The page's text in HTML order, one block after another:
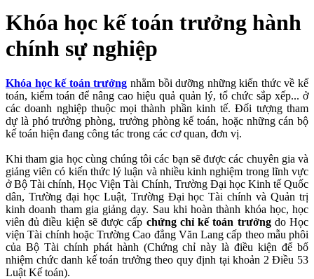
Khóa học kế toán trưởng hành
chính sự nghiệp
Khóa học kế toán trưởng nhằm bồi dưỡng những kiến thức về kế
toán, kiểm toán để nâng cao hiệu quả quản lý, tổ chức sắp xếp... ở
các doanh nghiệp thuộc mọi thành phần kinh tế. Đối tượng tham
dự là phó trưởng phòng, trưởng phòng kế toán, hoặc những cán bộ
kế toán hiện đang công tác trong các cơ quan, đơn vị.
Khi tham gia học cùng chúng tôi các bạn sẽ được các chuyên gia và
giảng viên có kiến thức lý luận và nhiều kinh nghiệm trong lĩnh vực
ở Bộ Tài chính, Học Viện Tài Chính, Trường Đại học Kinh tế Quốc
dân, Trường đại học Luật, Trường Đại học Tài chính và Quản trị
kinh doanh tham gia giảng dạy. Sau khi hoàn thành khóa học, học
viên đủ điều kiện sẽ được cấp chứng chỉ kế toán trưởngdo Học
viện Tài chính hoặc Trường Cao đẳng Văn Lang cấp theo mẫu phôi
của Bộ Tài chính phát hành (Chứng chỉ này là điều kiện để bổ
nhiệm chức danh kế toán trưởng theo quy định tại khoản 2 Điều 53
Luật Kế toán).